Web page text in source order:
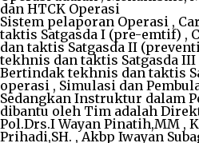
dan HTCK Operasi
Sistem pelaporan Operasi ,
taktis Satgasda I (pre-emtif) ,
dan taktis Satgasda II
tekhnis dan taktis Satgasda III
Bertindak tekhnis dan taktis
operasi , Simulasi dan
Sedangkan Instruktur dalam
dibantu oleh Tim adalah
Pol.Drs.I Wayan Pinatih,MM ,
Prihadi,SH. , Akbp Iwayan